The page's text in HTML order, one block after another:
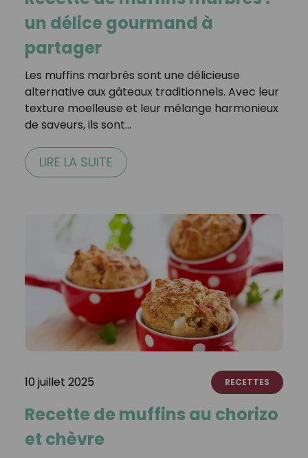
un délice gourmand à
partager
Les muffins marbrés sont une délicieuse
alternative aux gâteaux traditionnels. Avec leur
texture moelleuse et leur mélange harmonieux
de saveurs, ils sont…
LIRE LA SUITE
10 juillet 2025 RECETTES
Recette de muffins au chorizo
et chèvre